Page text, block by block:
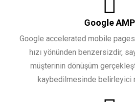
Google AMP
Google accelerated mobile
hızı yönünden benzersizdir,
müşterinin dönüşüm
kaybedilmesinde belirleyici